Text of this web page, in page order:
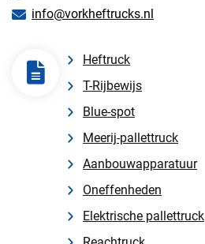
info@vorkheftrucks.nl
Heftruck
T-Rijbewijs
Blue-spot
Meerij-pallettruck
Aanbouwapparatuur
Oneffenheden
Elektrische pallettruck